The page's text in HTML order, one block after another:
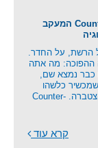
פרק 21 - Counter-Surveillance המעקב
הרשת, על החדר.
ההפוכה: מה אתה
נמצא שם,
כלשהו
זוהה ולפני שהוכחה כלשהי הצטברה. Counter-
קרא עוד